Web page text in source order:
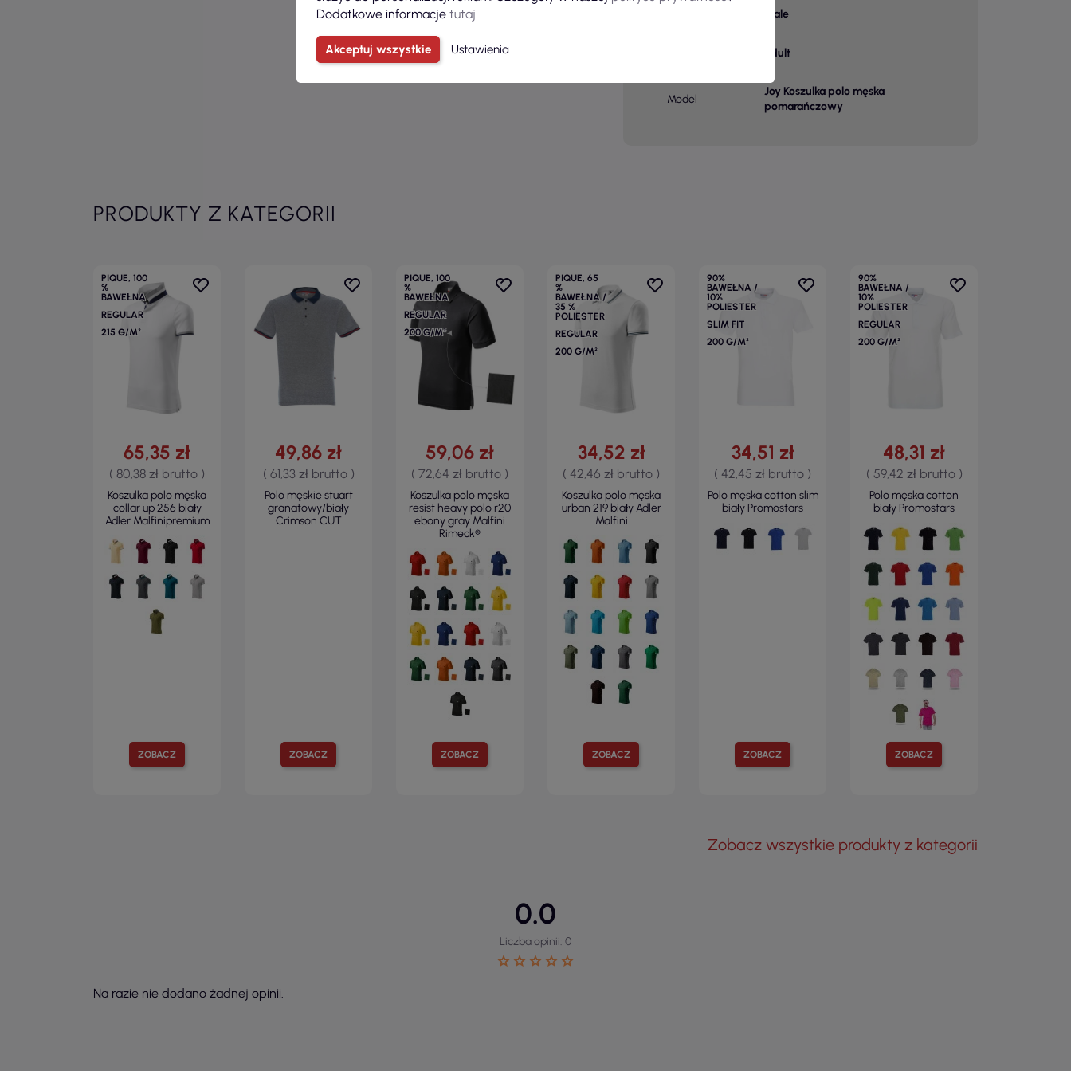
male
adult
Model
Joy Koszulka polo męska
pomarańczowy
PRODUKTY Z KATEGORII
PIQUE, 100
%
BAWEŁNA
REGULAR
215 G/M²
ZOBACZ
65,35 zł
( 80,38 zł brutto )
Koszulka polo męska
collar up 256 biały
Adler Malfinipremium
ZOBACZ
49,86 zł
( 61,33 zł brutto )
Polo męskie stuart
granatowy/biały
Crimson CUT
PIQUE, 100
%
BAWEŁNA
REGULAR
200 G/M²
ZOBACZ
59,06 zł
( 72,64 zł brutto )
Koszulka polo męska
resist heavy polo r20
ebony gray Malfini
Rimeck®
PIQUE, 65
%
BAWEŁNA /
35 %
POLIESTER
REGULAR
200 G/M²
ZOBACZ
34,52 zł
( 42,46 zł brutto )
Koszulka polo męska
urban 219 biały Adler
Malfini
90%
BAWEŁNA /
10%
POLIESTER
SLIM FIT
200 G/M²
ZOBACZ
34,51 zł
( 42,45 zł brutto )
Polo męska cotton slim
biały Promostars
90%
BAWEŁNA /
10%
POLIESTER
REGULAR
200 G/M²
ZOBACZ
48,31 zł
( 59,42 zł brutto )
Polo męska cotton
biały Promostars
Zobacz wszystkie produkty z kategorii
0.0
Liczba opinii: 0
Na razie nie dodano żadnej opinii.
Dodatkowe informacje tutaj
Akceptuj wszystkie Ustawienia